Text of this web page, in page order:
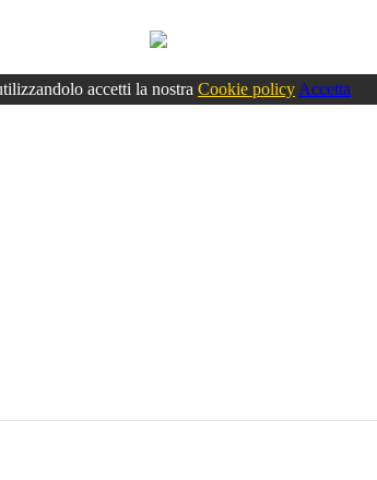
accetti la nostra Cookie policy Accetta